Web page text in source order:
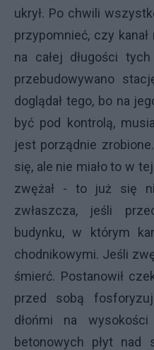
ukrył. Po chwili
przypomnieć, czy
na całej długości
przebudowywano
doglądał tego, bo na
być pod kontrolą,
jest porządnie
się, ale nie miało to w
zwężał - to już się
zwłaszcza, jeśli
budynku, w którym
chodnikowymi. Jeśli
śmierć. Postanowił
przed sobą
dłońmi na
betonowych płyt nad